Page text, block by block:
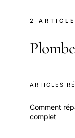
2
ARTICLES
Comment
complet